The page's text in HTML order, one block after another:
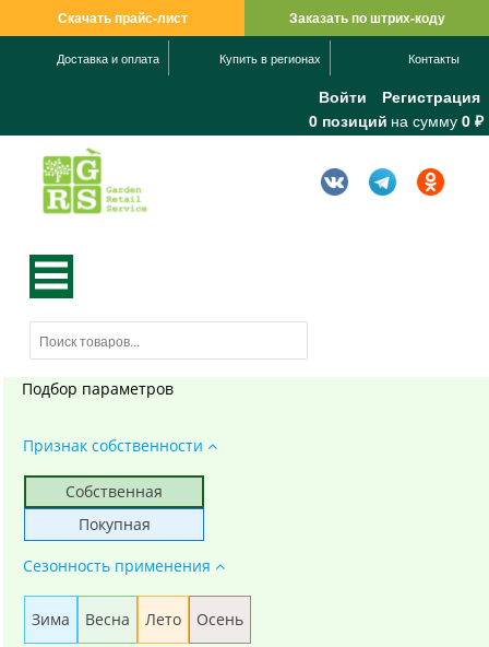
Скачать прайс-лист Заказать по штрих-коду
Доставка и оплата Купить в регионах Контакты
Войти
Регистрация
0 позиций на сумму 0 ₽
Подбор параметров
Сезонность применения
Зима Весна Лето Осень
Признак собственности
Собственная
Покупная